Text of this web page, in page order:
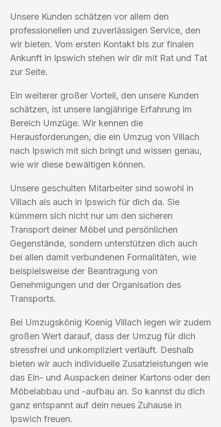
Unsere Kunden schätzen vor allem den
professionellen und zuverlässigen Service, den
wir bieten. Vom ersten Kontakt bis zur finalen
Ankunft in Ipswich stehen wir dir mit Rat und Tat
zur Seite.
Ein weiterer großer Vorteil, den unsere Kunden
schätzen, ist unsere langjährige Erfahrung im
Bereich Umzüge. Wir kennen die
Herausforderungen, die ein Umzug von Villach
nach Ipswich mit sich bringt und wissen genau,
wie wir diese bewältigen können.
Unsere geschulten Mitarbeiter sind sowohl in
Villach als auch in Ipswich für dich da. Sie
kümmern sich nicht nur um den sicheren
Transport deiner Möbel und persönlichen
Gegenstände, sondern unterstützen dich auch
bei allen damit verbundenen Formalitäten, wie
beispielsweise der Beantragung von
Genehmigungen und der Organisation des
Transports.
Bei Umzugskönig Koenig Villach legen wir zudem
großen Wert darauf, dass der Umzug für dich
stressfrei und unkompliziert verläuft. Deshalb
bieten wir auch individuelle Zusatzleistungen wie
das Ein- und Auspacken deiner Kartons oder den
Möbelabbau und -aufbau an. So kannst du dich
ganz entspannt auf dein neues Zuhause in
Ipswich freuen.